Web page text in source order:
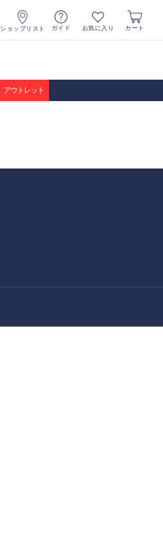
ショップリスト ガイド お気に入り カート
アウトレット